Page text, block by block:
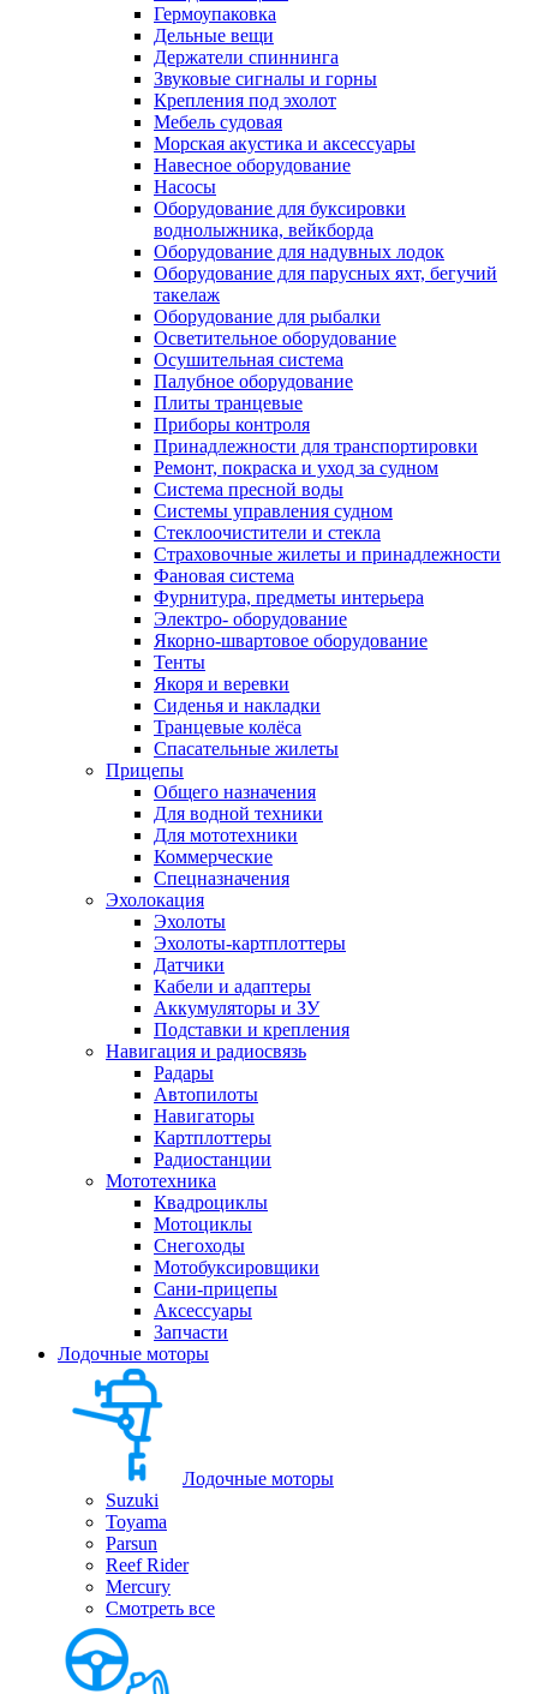
Гермоупаковка
Дельные вещи
Держатели спиннинга
Звуковые сигналы и горны
Крепления под эхолот
Мебель судовая
Морская акустика и аксессуары
Навесное оборудование
Насосы
Оборудование для буксировки
воднолыжника, вейкборда
Оборудование для надувных лодок
Оборудование для парусных яхт, бегучий
такелаж
Оборудование для рыбалки
Осветительное оборудование
Осушительная система
Палубное оборудование
Плиты транцевые
Приборы контроля
Принадлежности для транспортировки
Ремонт, покраска и уход за судном
Система пресной воды
Системы управления судном
Стеклоочистители и стекла
Страховочные жилеты и принадлежности
Фановая система
Фурнитура, предметы интерьера
Электро- оборудование
Якорно-швартовое оборудование
Тенты
Якоря и веревки
Сиденья и накладки
Транцевые колёса
Спасательные жилеты
Прицепы
Общего назначения
Для водной техники
Для мототехники
Коммерческие
Спецназначения
Эхолокация
Эхолоты
Эхолоты-картплоттеры
Датчики
Кабели и адаптеры
Аккумуляторы и ЗУ
Подставки и крепления
Навигация и радиосвязь
Радары
Автопилоты
Навигаторы
Картплоттеры
Радиостанции
Мототехника
Квадроциклы
Мотоциклы
Снегоходы
Мотобуксировщики
Сани-прицепы
Аксессуары
Запчасти
Лодочные моторы
Лодочные моторы
Suzuki
Toyama
Parsun
Reef Rider
Mercury
Смотреть все